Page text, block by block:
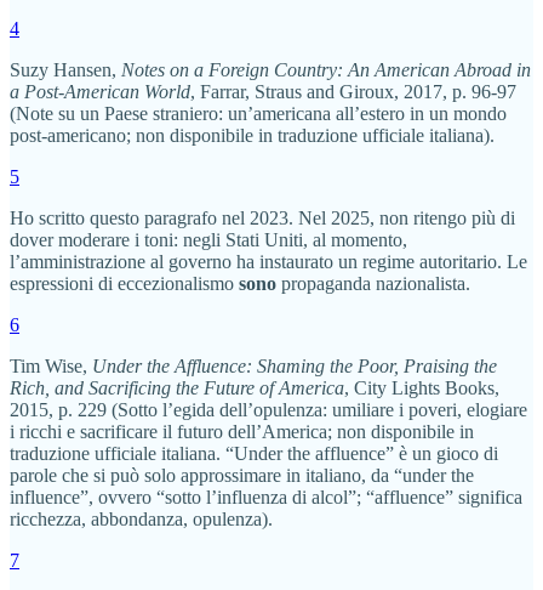
4
Suzy Hansen, Notes on a Foreign Country: An American Abroad in
a Post-American World, Farrar, Straus and Giroux, 2017, p. 96-97
(Note su un Paese straniero: un’americana all’estero in un mondo
post-americano; non disponibile in traduzione ufficiale italiana).
5
Ho scritto questo paragrafo nel 2023. Nel 2025, non ritengo più di
dover moderare i toni: negli Stati Uniti, al momento,
l’amministrazione al governo ha instaurato un regime autoritario. Le
espressioni di eccezionalismo sono propaganda nazionalista.
6
Tim Wise, Under the Affluence: Shaming the Poor, Praising the
Rich, and Sacrificing the Future of America, City Lights Books,
2015, p. 229 (Sotto l’egida dell’opulenza: umiliare i poveri, elogiare
i ricchi e sacrificare il futuro dell’America; non disponibile in
traduzione ufficiale italiana. “Under the affluence” è un gioco di
parole che si può solo approssimare in italiano, da “under the
influence”, ovvero “sotto l’influenza di alcol”; “affluence” significa
ricchezza, abbondanza, opulenza).
7